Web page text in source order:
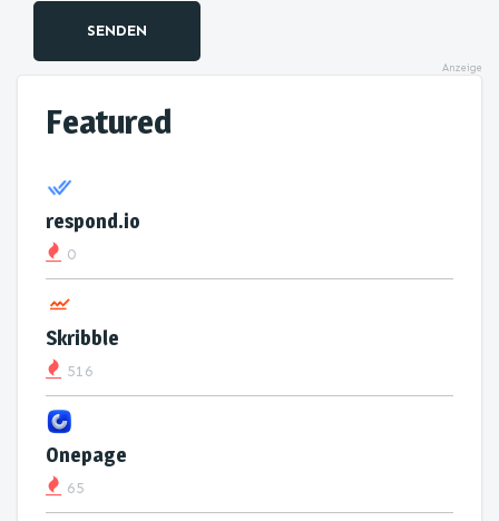
SENDEN
Anzeige
Featured
respond.io
0
Skribble
516
Onepage
65